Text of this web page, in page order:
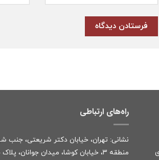
راه‌های ارتباطی
نشانی: تهران، خیابان دکتر شریعتی، جنب
منطقه ۳، خیابان کوشا، میدان جوانان، پلاک ۵